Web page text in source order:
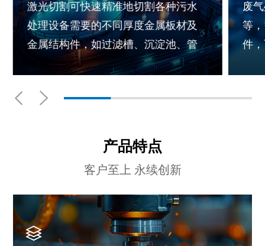
激光切割可快速精准地切割各种污水
处理设备需要的不同厚度金属板材及
金属结构件，如过滤槽、沉淀池、管
道支架等，并满足这些结构件的复杂
废
等
件
产品特点
客户至上 永续创新